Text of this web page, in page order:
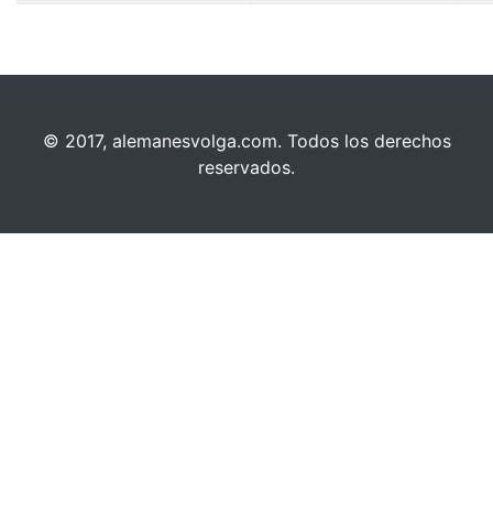
© 2017, alemanesvolga.com. Todos los derechos
reservados.